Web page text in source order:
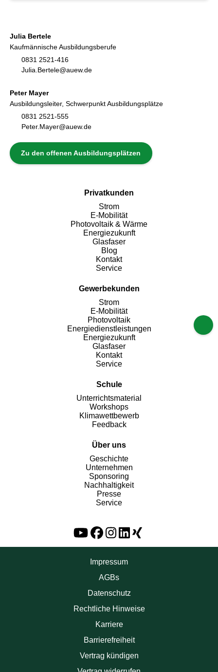
Julia Bertele
Kaufmännische Ausbildungsberufe
0831 2521-416
Julia.Bertele@auew.de
Peter Mayer
Ausbildungsleiter, Schwerpunkt Ausbildungsplätze
0831 2521-555
Peter.Mayer@auew.de
Zu den offenen Ausbildungsplätzen
Privatkunden
Strom
E-Mobilität
Photovoltaik & Wärme
Energiezukunft
Glasfaser
Blog
Kontakt
Service
Gewerbekunden
Strom
E-Mobilität
Photovoltaik
Energiedienstleistungen
Energiezukunft
Glasfaser
Kontakt
Service
Schule
Unterrichtsmaterial
Workshops
Klimawettbewerb
Feedback
Über uns
Geschichte
Unternehmen
Sponsoring
Nachhaltigkeit
Presse
Service
Impressum
AGBs
Datenschutz
Rechtliche Hinweise
Karriere
Barrierefreiheit
Vertrag kündigen